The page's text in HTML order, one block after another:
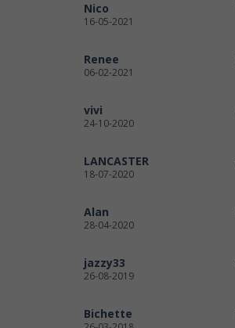
Nico
16-05-2021
Renee
06-02-2021
vivi
24-10-2020
LANCASTER
18-07-2020
Alan
28-04-2020
jazzy33
26-08-2019
Bichette